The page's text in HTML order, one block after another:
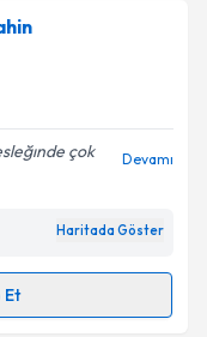
randevu takvimi
almanız
ile
belirtilen
çok
Devamı
Haritada Göster
Et